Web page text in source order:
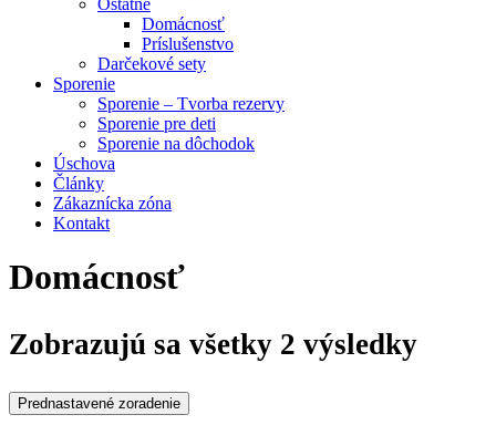
Ostatné
Domácnosť
Príslušenstvo
Darčekové sety
Sporenie
Sporenie – Tvorba rezervy
Sporenie pre deti
Sporenie na dôchodok
Úschova
Články
Zákaznícka zóna
Kontakt
Domácnosť
Zobrazujú sa všetky 2 výsledky
Prednastavené zoradenie